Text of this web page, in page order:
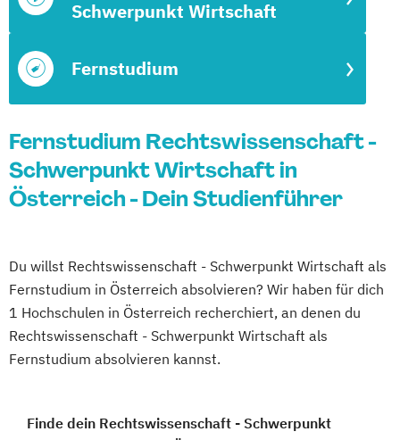
Fernstudium
Schwerpunkt Wirtschaft
Fernstudium Rechtswissenschaft -
Schwerpunkt Wirtschaft in
Österreich - Dein Studienführer
Du willst Rechtswissenschaft - Schwerpunkt Wirtschaft als
Fernstudium in Österreich absolvieren? Wir haben für dich
1 Hochschulen in Österreich recherchiert, an denen du
Rechtswissenschaft - Schwerpunkt Wirtschaft als
Fernstudium absolvieren kannst.
Finde dein Rechtswissenschaft - Schwerpunkt